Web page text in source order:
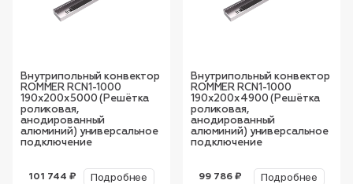
Внутрипольный конвектор
ROMMER RCN1-1000
190х200х5000 (Решётка
роликовая,
анодированный
алюминий) универсальное
подключение
101 744 ₽ Подробнее
Внутрипольный конвектор
ROMMER RCN1-1000
190х200х4900 (Решётка
роликовая,
анодированный
алюминий) универсальное
подключение
99 786 ₽ Подробнее